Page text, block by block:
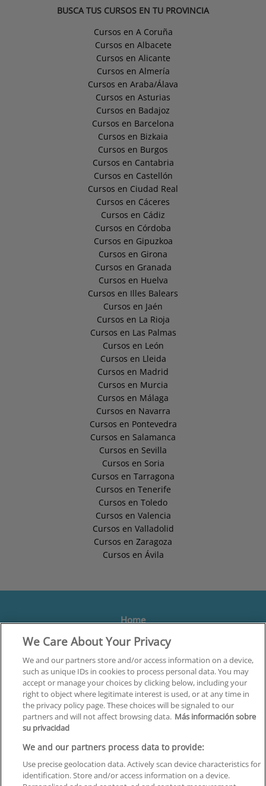
BUSCA TUS CURSOS EN TU PROVINCIA
Cursos en A Coruña
Cursos en Albacete
Cursos en Alicante
Cursos en Almería
Cursos en Araba/Álava
Cursos en Asturias
Cursos en Badajoz
Cursos en Barcelona
Cursos en Bizkaia
Cursos en Burgos
Cursos en Cantabria
Cursos en Castellón
Cursos en Ciudad Real
Cursos en Cáceres
Cursos en Cádiz
Cursos en Córdoba
Cursos en Gipuzkoa
Cursos en Girona
Cursos en Granada
Cursos en Huelva
Cursos en Illes Balears
Cursos en Jaén
Cursos en La Rioja
Cursos en Las Palmas
Cursos en León
Cursos en Lleida
Cursos en Madrid
Cursos en Murcia
Cursos en Málaga
Cursos en Navarra
Cursos en Pontevedra
Cursos en Salamanca
Cursos en Sevilla
Cursos en Soria
Cursos en Tarragona
Cursos en Tenerife
Cursos en Toledo
Cursos en Valencia
Cursos en Valladolid
Cursos en Zaragoza
Cursos en Ávila
Home
Formación
Centros
Orientación
Quiénes somos
Contacta
Aviso Legal
Política de Privacidad
Política de Cookies
We Care About Your Privacy
We and our partners store and/or access information on a device,
such as unique IDs in cookies to process personal data. You may
accept or manage your choices by clicking below, including your
right to object where legitimate interest is used, or at any time in
the privacy policy page. These choices will be signaled to our
partners and will not affect browsing data. Más información sobre
su privacidad
We and our partners process data to provide:
Use precise geolocation data. Actively scan device characteristics for
identification. Store and/or access information on a device.